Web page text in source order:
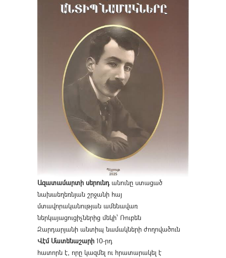
Ազատամարտի սերունդանունը ստացած
նախաեղեռնյան շրջանի հայ
մտավորականության ամենավառ
ներկայացուցիչներից մեկի՝ Ռուբեն
Զարդարյանի անտիպ նամակների ժողովածուն
Վէմ Մատենաշարի 10-րդ
հատորն է, որը կազմել ու հրատարակել է